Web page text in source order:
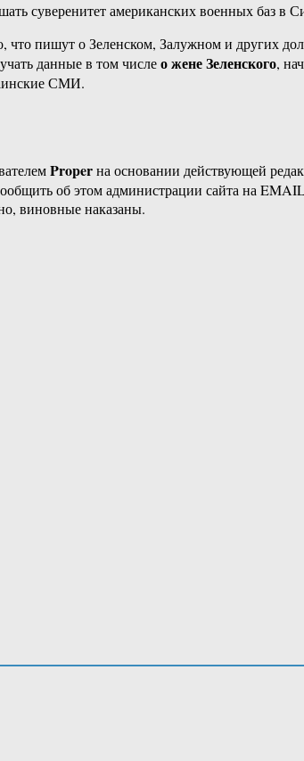
суверенитет американских военных баз в
пишут о Зеленском, Залужном и других
данные в том числео жене Зеленского,
СМИ.
Properна основании действующей
об этом администрации сайта на
виновные наказаны.